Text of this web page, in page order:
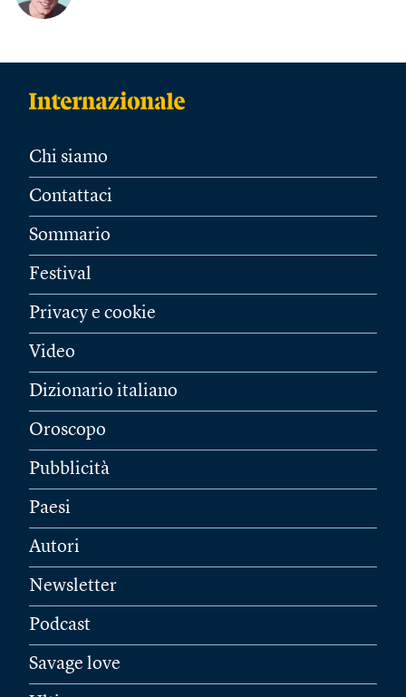
Chi siamo
Contattaci
Sommario
Festival
Privacy e cookie
Video
Dizionario italiano
Oroscopo
Pubblicità
Paesi
Autori
Newsletter
Podcast
Savage love